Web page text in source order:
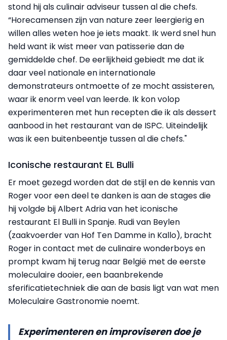
stond hij als culinair adviseur tussen al die chefs.
“Horecamensen zijn van nature zeer leergierig en
willen alles weten hoe je iets maakt. Ik werd snel hun
held want ik wist meer van patisserie dan de
gemiddelde chef. De eerlijkheid gebiedt me dat ik
daar veel nationale en internationale
demonstrateurs ontmoette of ze mocht assisteren,
waar ik enorm veel van leerde. Ik kon volop
experimenteren met hun recepten die ik als dessert
aanbood in het restaurant van de ISPC. Uiteindelijk
was ik een buitenbeentje tussen al die chefs."
Iconische restaurant EL Bulli
Er moet gezegd worden dat de stijl en de kennis van
Roger voor een deel te danken is aan de stages die
hij volgde bij Albert Adria van het iconische
restaurant El Bulli in Spanje. Rudi van Beylen
(zaakvoerder van Hof Ten Damme in Kallo), bracht
Roger in contact met de culinaire wonderboys en
prompt kwam hij terug naar België met de eerste
moleculaire dooier, een baanbrekende
sferificatietechniek die aan de basis ligt van wat men
Moleculaire Gastronomie noemt.
Experimenteren en improviseren doe je